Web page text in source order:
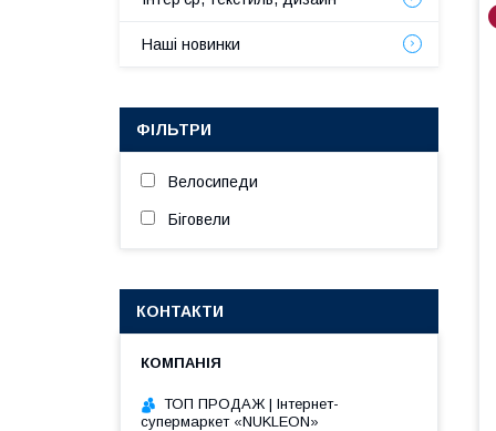
Наші новинки
ФІЛЬТРИ
Велосипеди
Біговели
КОНТАКТИ
ТОП ПРОДАЖ | Інтернет-
супермаркет «NUKLEON»